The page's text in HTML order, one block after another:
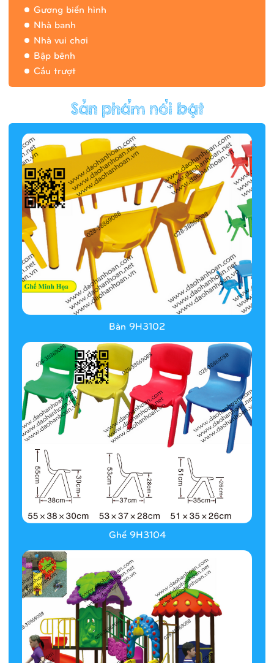
Gương biến hình
Nhà banh
Nhà vui chơi
Bập bênh
Cầu trượt
Hàng rào/nhà banh 9H5412
Bàn 9H3102
Ghế 9H3104